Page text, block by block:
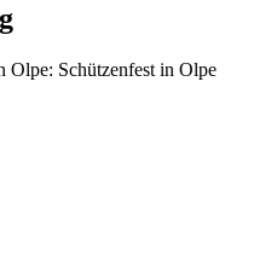
Olpe: Schützenfest in Olpe